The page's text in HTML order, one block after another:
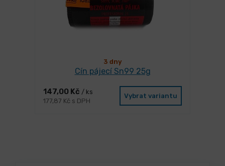
3 dny
Cín pájecí Sn99 25g
147,00 Kč / ks
177,87 Kč s DPH
Vybrat variantu